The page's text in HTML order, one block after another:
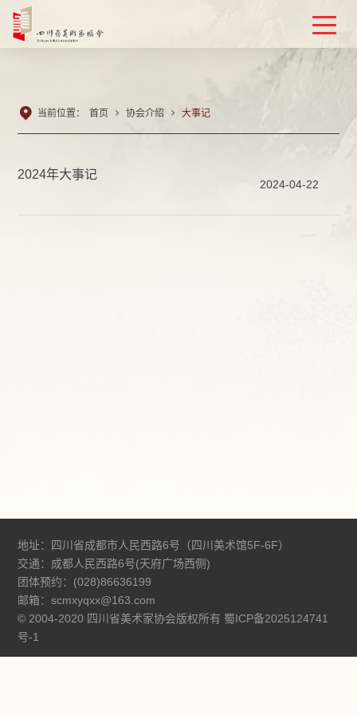
 当前位置： 首页  协会介绍  大事记
2024年大事记
2024-04-22
地址：四川省成都市人民西路6号（四川美术馆5F-6F）
交通：成都人民西路6号(天府广场西侧)
团体预约：(028)86636199
邮箱：scmxyqxx@163.com
© 2004-2020 四川省美术家协会版权所有 蜀ICP备2025124741
号-1